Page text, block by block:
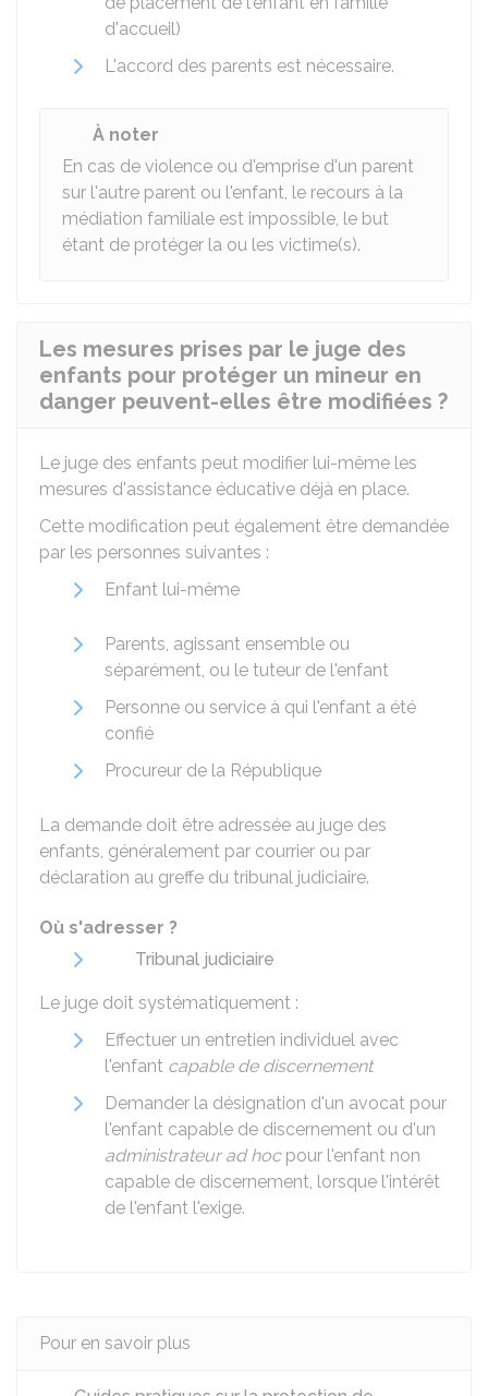
d'accueil)
L'accord des parents est nécessaire.
À noter
En cas de violence ou d'emprise d'un parent
sur l'autre parent ou l'enfant, le recours à la
médiation familiale est impossible, le but
étant de protéger la ou les victime(s).
Les mesures prises par le juge des
enfants pour protéger un mineur en
danger peuvent-elles être modifiées ?
Le juge des enfants peut modifier lui-même les
mesures d'assistance éducative déjà en place.
Cette modification peut également être demandée
par les personnes suivantes :
Enfant lui-même
Parents, agissant ensemble ou
séparément, ou le tuteur de l'enfant
Personne ou service à qui l'enfant a été
confié
Procureur de la République
La demande doit être adressée au juge des
enfants, généralement par courrier ou par
déclaration au greffe du tribunal judiciaire.
Où s'adresser ?
Tribunal judiciaire
Le juge doit systématiquement :
Effectuer un entretien individuel avec
l'enfant capable de discernement
Demander la désignation d'un avocat pour
l'enfant capable de discernement ou d'un
administrateur ad hocpour l'enfant non
capable de discernement, lorsque l'intérêt
de l'enfant l'exige.
Pour en savoir plus